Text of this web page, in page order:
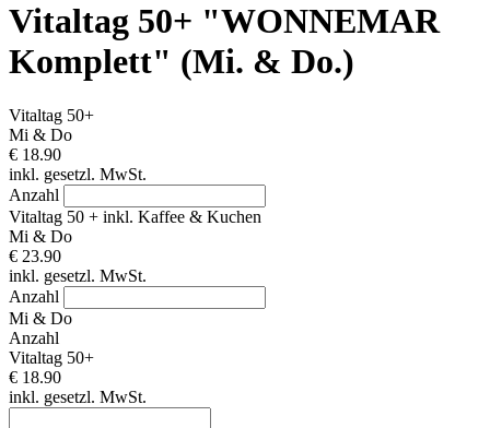
Vitaltag 50+ "WONNEMAR
Komplett" (Mi. & Do.)
Vitaltag 50+
Mi & Do
€ 18.90
inkl. gesetzl. MwSt.
Anzahl
Vitaltag 50 + inkl. Kaffee & Kuchen
Mi & Do
€ 23.90
inkl. gesetzl. MwSt.
Anzahl
Mi & Do
Anzahl
Vitaltag 50+
€ 18.90
inkl. gesetzl. MwSt.